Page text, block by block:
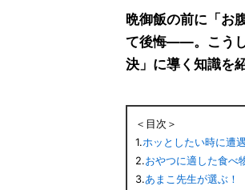
晩御飯の前に「お
て後悔――。こうし
決」に導く知識を
＜目次＞
1.ホッとしたい時に遭
2.おやつに適した食べ
3.あまこ先生が選ぶ！